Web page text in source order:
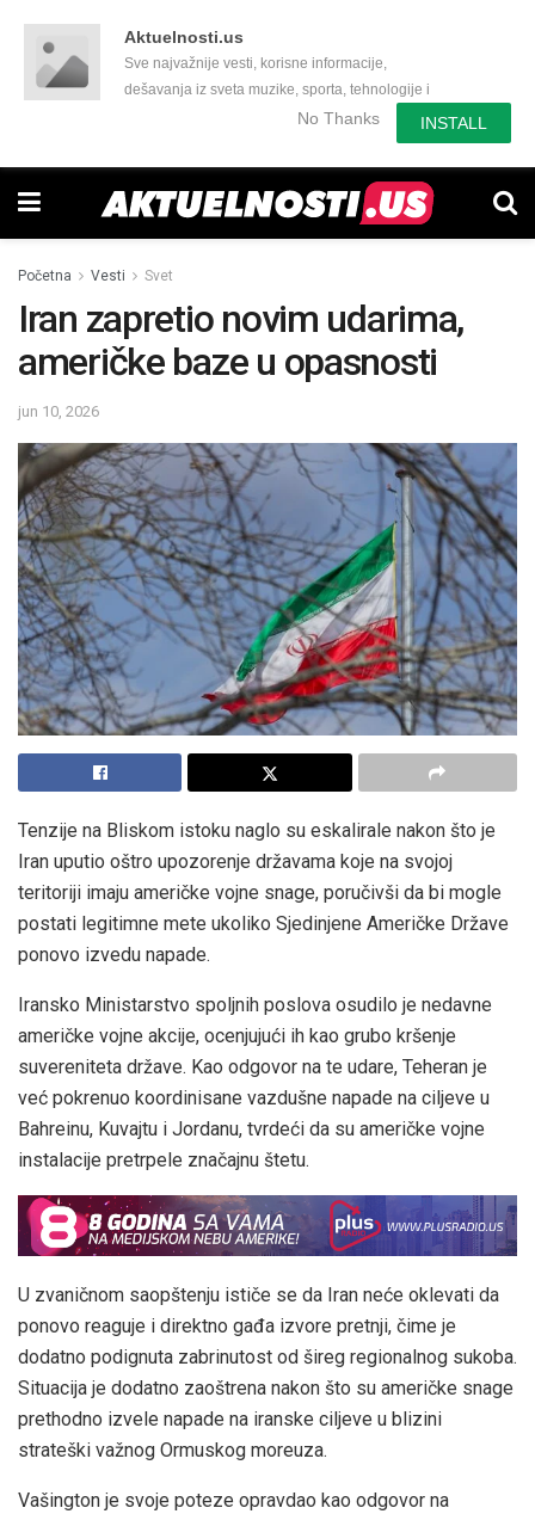
Aktuelnosti.us
Sve najvažnije vesti, korisne informacije,
dešavanja iz sveta muzike, sporta, tehnologije i
još mnogo toga zanimljivog.No Thanks INSTALL
Početna Vesti Svet
Iran zapretio novim udarima,
američke baze u opasnosti
jun 10, 2026
Tenzije na Bliskom istoku naglo su eskalirale nakon što je
Iran uputio oštro upozorenje državama koje na svojoj
teritoriji imaju američke vojne snage, poručivši da bi mogle
postati legitimne mete ukoliko Sjedinjene Američke Države
ponovo izvedu napade.
Iransko Ministarstvo spoljnih poslova osudilo je nedavne
američke vojne akcije, ocenjujući ih kao grubo kršenje
suvereniteta države. Kao odgovor na te udare, Teheran je
već pokrenuo koordinisane vazdušne napade na ciljeve u
Bahreinu, Kuvajtu i Jordanu, tvrdeći da su američke vojne
instalacije pretrpele značajnu štetu.
U zvaničnom saopštenju ističe se da Iran neće oklevati da
ponovo reaguje i direktno gađa izvore pretnji, čime je
dodatno podignuta zabrinutost od šireg regionalnog sukoba.
Situacija je dodatno zaoštrena nakon što su američke snage
prethodno izvele napade na iranske ciljeve u blizini
strateški važnog Ormuskog moreuza.
Vašington je svoje poteze opravdao kao odgovor na